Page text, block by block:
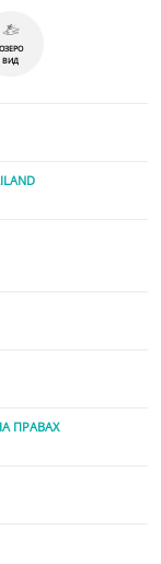
ОЗЕРО
ВИД
ПРАВАХ